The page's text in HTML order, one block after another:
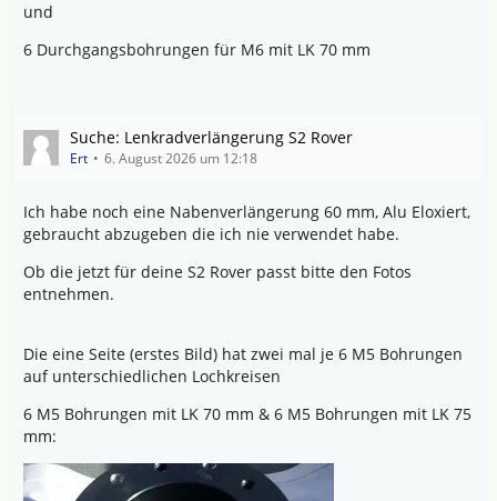
und
6 Durchgangsbohrungen für M6 mit LK 70 mm
Suche: Lenkradverlängerung S2 Rover
Ert 6. August 2026 um 12:18
Ich habe noch eine Nabenverlängerung 60 mm, Alu Eloxiert,
gebraucht abzugeben die ich nie verwendet habe.
Ob die jetzt für deine S2 Rover passt bitte den Fotos
entnehmen.
Die eine Seite (erstes Bild) hat zwei mal je 6 M5 Bohrungen
auf unterschiedlichen Lochkreisen
6 M5 Bohrungen mit LK 70 mm & 6 M5 Bohrungen mit LK 75
mm: